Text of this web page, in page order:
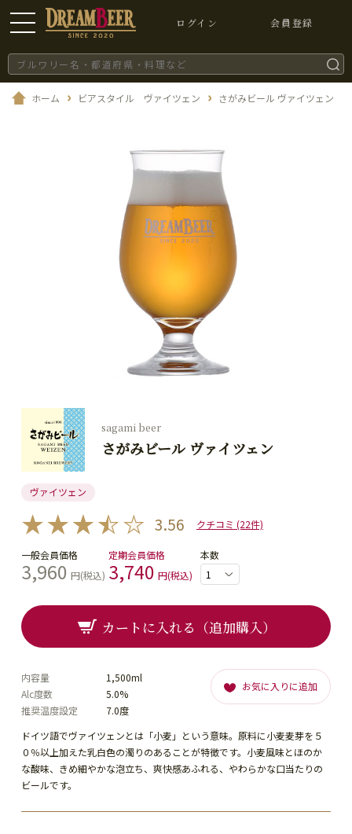
ログイン 会員登録
ホーム ビアスタイル ヴァイツェン さがみビール ヴァイツェン
sagami beer
さがみビール ヴァイツェン
ヴァイツェン
3.56 クチコミ (22件)
ドイツ語でヴァイツェンとは「小麦」という意味。原料に小麦麦芽を５
０％以上加えた乳白色の濁りのあることが特徴です。小麦風味とほのか
な酸味、きめ細やかな泡立ち、爽快感あふれる、やわらかな口当たりの
ビールです。
一般会員価格
3,960 円(税込)
定期会員価格
3,740 円(税込)
本数
内容量
1,500ml
Alc度数
5.0%
推奨温度設定
7.0度
お気に入りに追加
カートに入れる（追加購入）